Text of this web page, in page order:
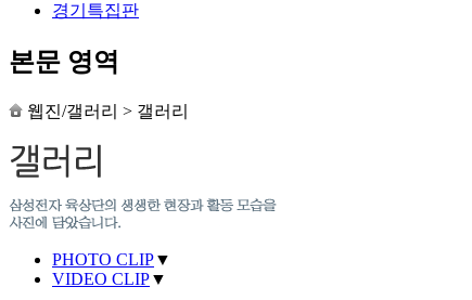
경기특집판
본문 영역
웹진/갤러리 > 갤러리
PHOTO CLIP▼
VIDEO CLIP▼